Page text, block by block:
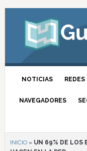
NOTICIAS
NAVEGADORES
INICIO» UN 69% DE LOS